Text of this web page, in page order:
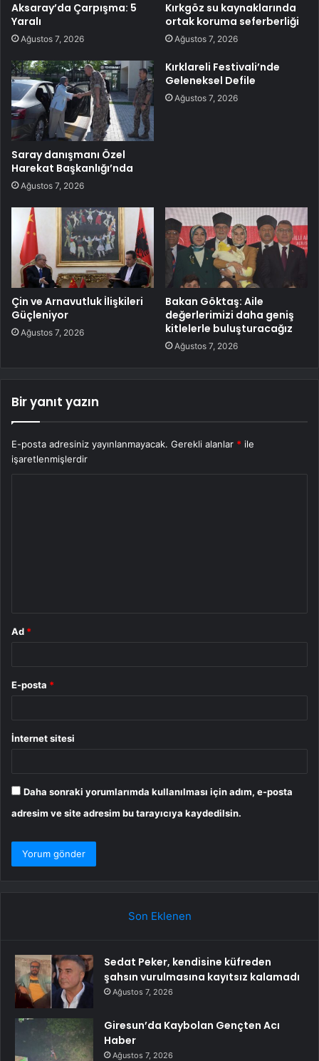
Aksaray’da Çarpışma: 5
Yaralı
Ağustos 7, 2026
Kırkgöz su kaynaklarında
ortak koruma seferberliği
Ağustos 7, 2026
Saray danışmanı Özel
Harekat Başkanlığı’nda
Ağustos 7, 2026
Kırklareli Festivali’nde
Geleneksel Defile
Ağustos 7, 2026
Çin ve Arnavutluk İlişkileri
Güçleniyor
Ağustos 7, 2026
Bakan Göktaş: Aile
değerlerimizi daha geniş
kitlelerle buluşturacağız
Ağustos 7, 2026
Bir yanıt yazın
E-posta adresiniz yayınlanmayacak. Gerekli alanlar * ile
işaretlenmişlerdir
Ad *
E-posta *
İnternet sitesi
Daha sonraki yorumlarımda kullanılması için adım, e-posta
adresim ve site adresim bu tarayıcıya kaydedilsin.
Son Eklenen
Sedat Peker, kendisine küfreden
şahsın vurulmasına kayıtsız kalamadı
Ağustos 7, 2026
Giresun’da Kaybolan Gençten Acı
Haber
Ağustos 7, 2026